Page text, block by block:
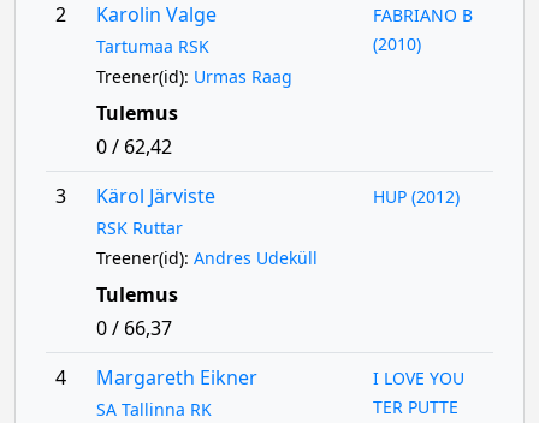
2
Karolin Valge
Tartumaa RSK
Treener(id): Urmas Raag
FABRIANO B
(2010)
Tulemus
0 / 62,42
3
Kärol Järviste
RSK Ruttar
Treener(id): Andres Udeküll
HUP (2012)
Tulemus
0 / 66,37
4
Margareth Eikner
SA Tallinna RK
I LOVE YOU
TER PUTTE